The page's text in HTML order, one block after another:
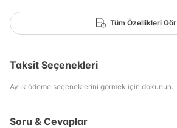
Tüm Özellikleri Gör
Taksit Seçenekleri
Aylık ödeme seçeneklerini görmek için dokunun.
Soru & Cevaplar